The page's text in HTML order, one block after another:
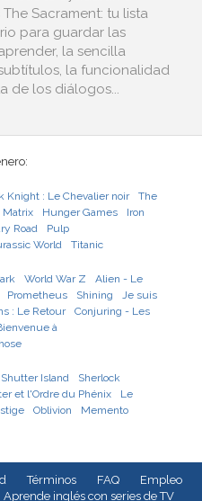
Sacrament: tu lista
para guardar las
la sencilla
la funcionalidad
de los diálogos...
Knight : Le Chevalier noir
The
Matrix Hunger Games
Iron
Road
Pulp
World Titanic
World War Z
Alien - Le
Prometheus Shining
Je suis
: Le Retour
Conjuring - Les
à
Shutter Island
Sherlock
et l'Ordre du Phénix
Le
Oblivion Memento
Términos FAQ
Empleo
Aprende inglés con series de TV